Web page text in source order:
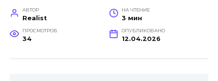
АВТОР
Realist
НА ЧТЕНИЕ
3 мин
ПРОСМОТРОВ
34
ОПУБЛИКОВАНО
12.04.2026